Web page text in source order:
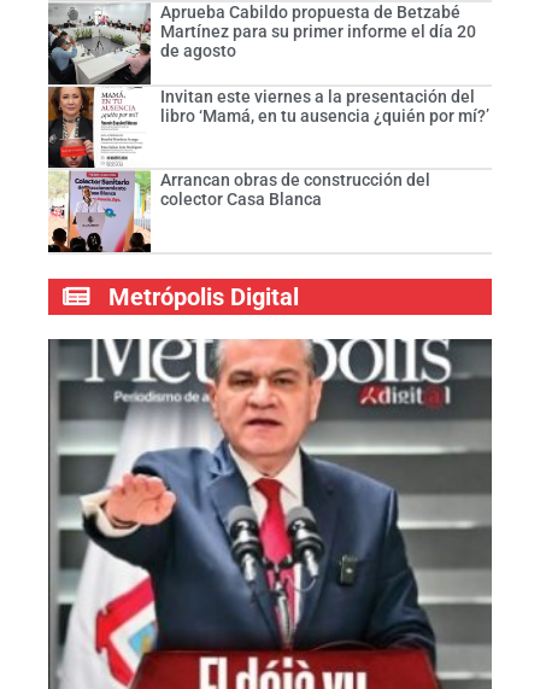
Aprueba Cabildo propuesta de Betzabé
Martínez para su primer informe el día 20
de agosto
Invitan este viernes a la presentación del
libro ‘Mamá, en tu ausencia ¿quién por mí?’
Arrancan obras de construcción del
colector Casa Blanca
Metrópolis Digital